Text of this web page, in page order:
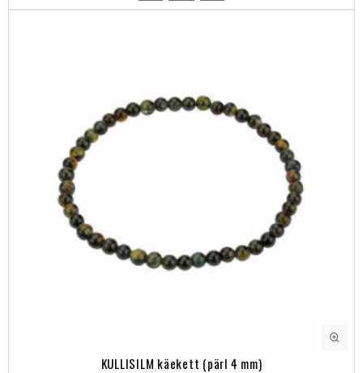
KULLISILM käekett (pärl 4 mm)